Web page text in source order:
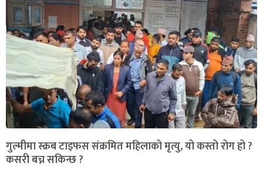
गुल्मीमा स्क्रब टाइफस संक्रमित महिलाको मृत्यु, यो कस्तो रोग हो ?
कसरी बच्न सकिन्छ ?